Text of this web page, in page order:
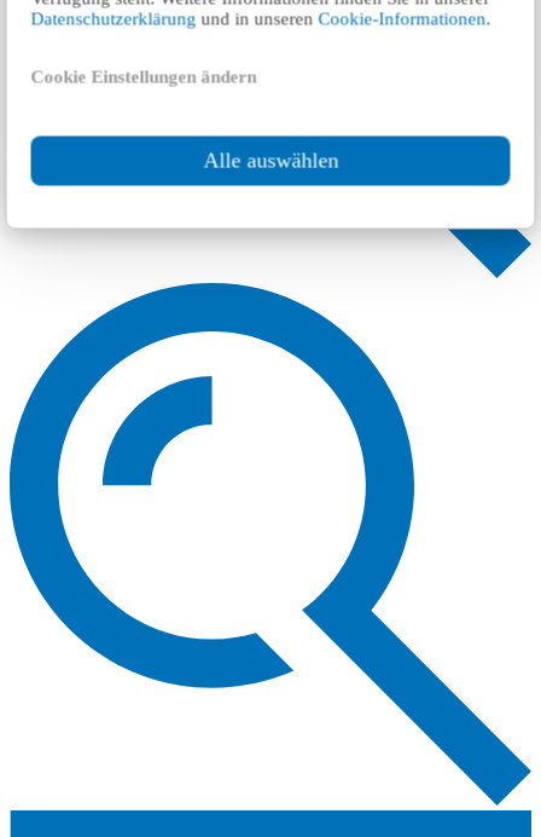
Datenschutzerklärung und in unserenCookie-Informationen.
Cookie Einstellungen ändern
Alle auswählen